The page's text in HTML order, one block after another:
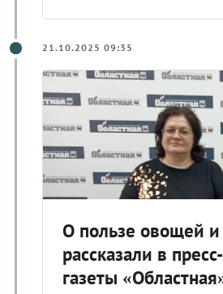
21.10.2025 09:35
О пользе овощей
рассказали в
газеты